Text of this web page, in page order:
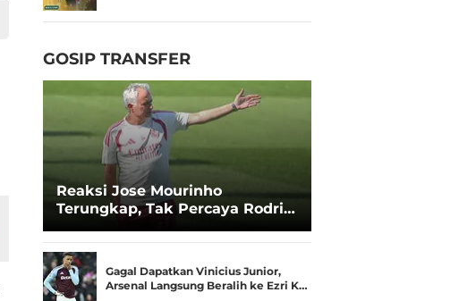
GOSIP TRANSFER
Reaksi Jose Mourinho
Terungkap, Tak Percaya Rodri
Gagal Dapatkan Vinicius Junior,
Arsenal Langsung Beralih ke Ezri K…